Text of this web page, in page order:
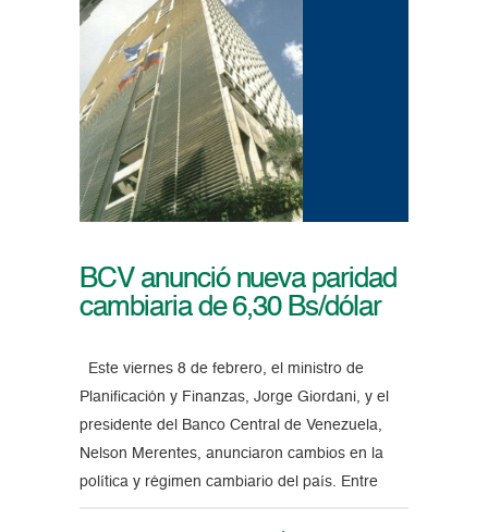
BCV anunció nueva paridad
cambiaria de 6,30 Bs/dólar
Este viernes 8 de febrero, el ministro de
Planificación y Finanzas, Jorge Giordani, y el
presidente del Banco Central de Venezuela,
Nelson Merentes, anunciaron cambios en la
política y régimen cambiario del país. Entre